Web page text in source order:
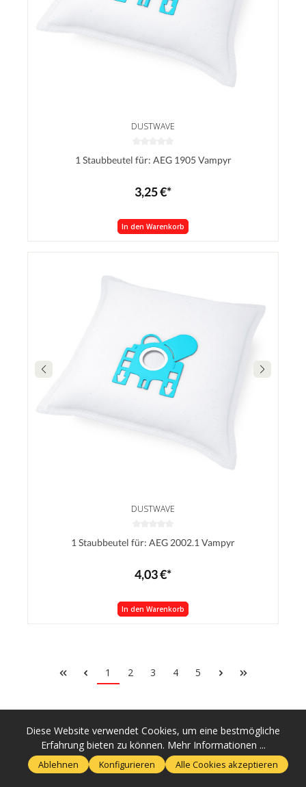
DUSTWAVE
1 Staubbeutel für: AEG 1905 Vampyr
3,25 €*
In den Warenkorb
DUSTWAVE
1 Staubbeutel für: AEG 2002.1 Vampyr
4,03 €*
In den Warenkorb
1 2 3 4 5
Warum bei uns einkaufen?
Diese Website verwendet Cookies, um eine bestmögliche
Erfahrung bieten zu können. Mehr Informationen ...
Ablehnen Konfigurieren Alle Cookies akzeptieren